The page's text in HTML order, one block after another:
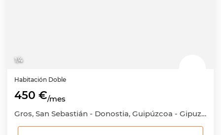
1/4
Habitación Doble
450 €/mes
Gros, San Sebastián - Donostia, Guipúzcoa - Gipuzkoa